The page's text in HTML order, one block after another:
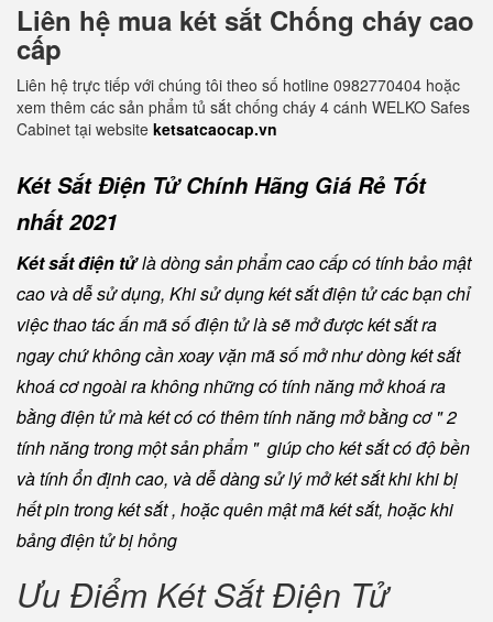
Liên hệ mua két sắt Chống cháy cao
cấp
Liên hệ trực tiếp với chúng tôi theo số hotline 0982770404 hoặc
xem thêm các sản phẩm tủ sắt chống cháy 4 cánh WELKO Safes
Cabinet tại website ketsatcaocap.vn
Két Sắt Điện Tử Chính Hãng Giá Rẻ Tốt
nhất 2021
Két sắt điện tửlà dòng sản phẩm cao cấp có tính bảo mật
cao và dễ sử dụng, Khi sử dụng két sắt điện tử các bạn chỉ
việc thao tác ấn mã số điện tử là sẽ mở được két sắt ra
ngay chứ không cần xoay vặn mã số mở như dòng két sắt
khoá cơ ngoài ra không những có tính năng mở khoá ra
bằng điện tử mà két có có thêm tính năng mở bằng cơ " 2
tính năng trong một sản phẩm " giúp cho két sắt có độ bền
và tính ổn định cao, và dễ dàng sử lý mở két sắt khi khi bị
hết pin trong két sắt , hoặc quên mật mã két sắt, hoặc khi
bảng điện tử bị hỏng
Ưu Điểm Két Sắt Điện Tử